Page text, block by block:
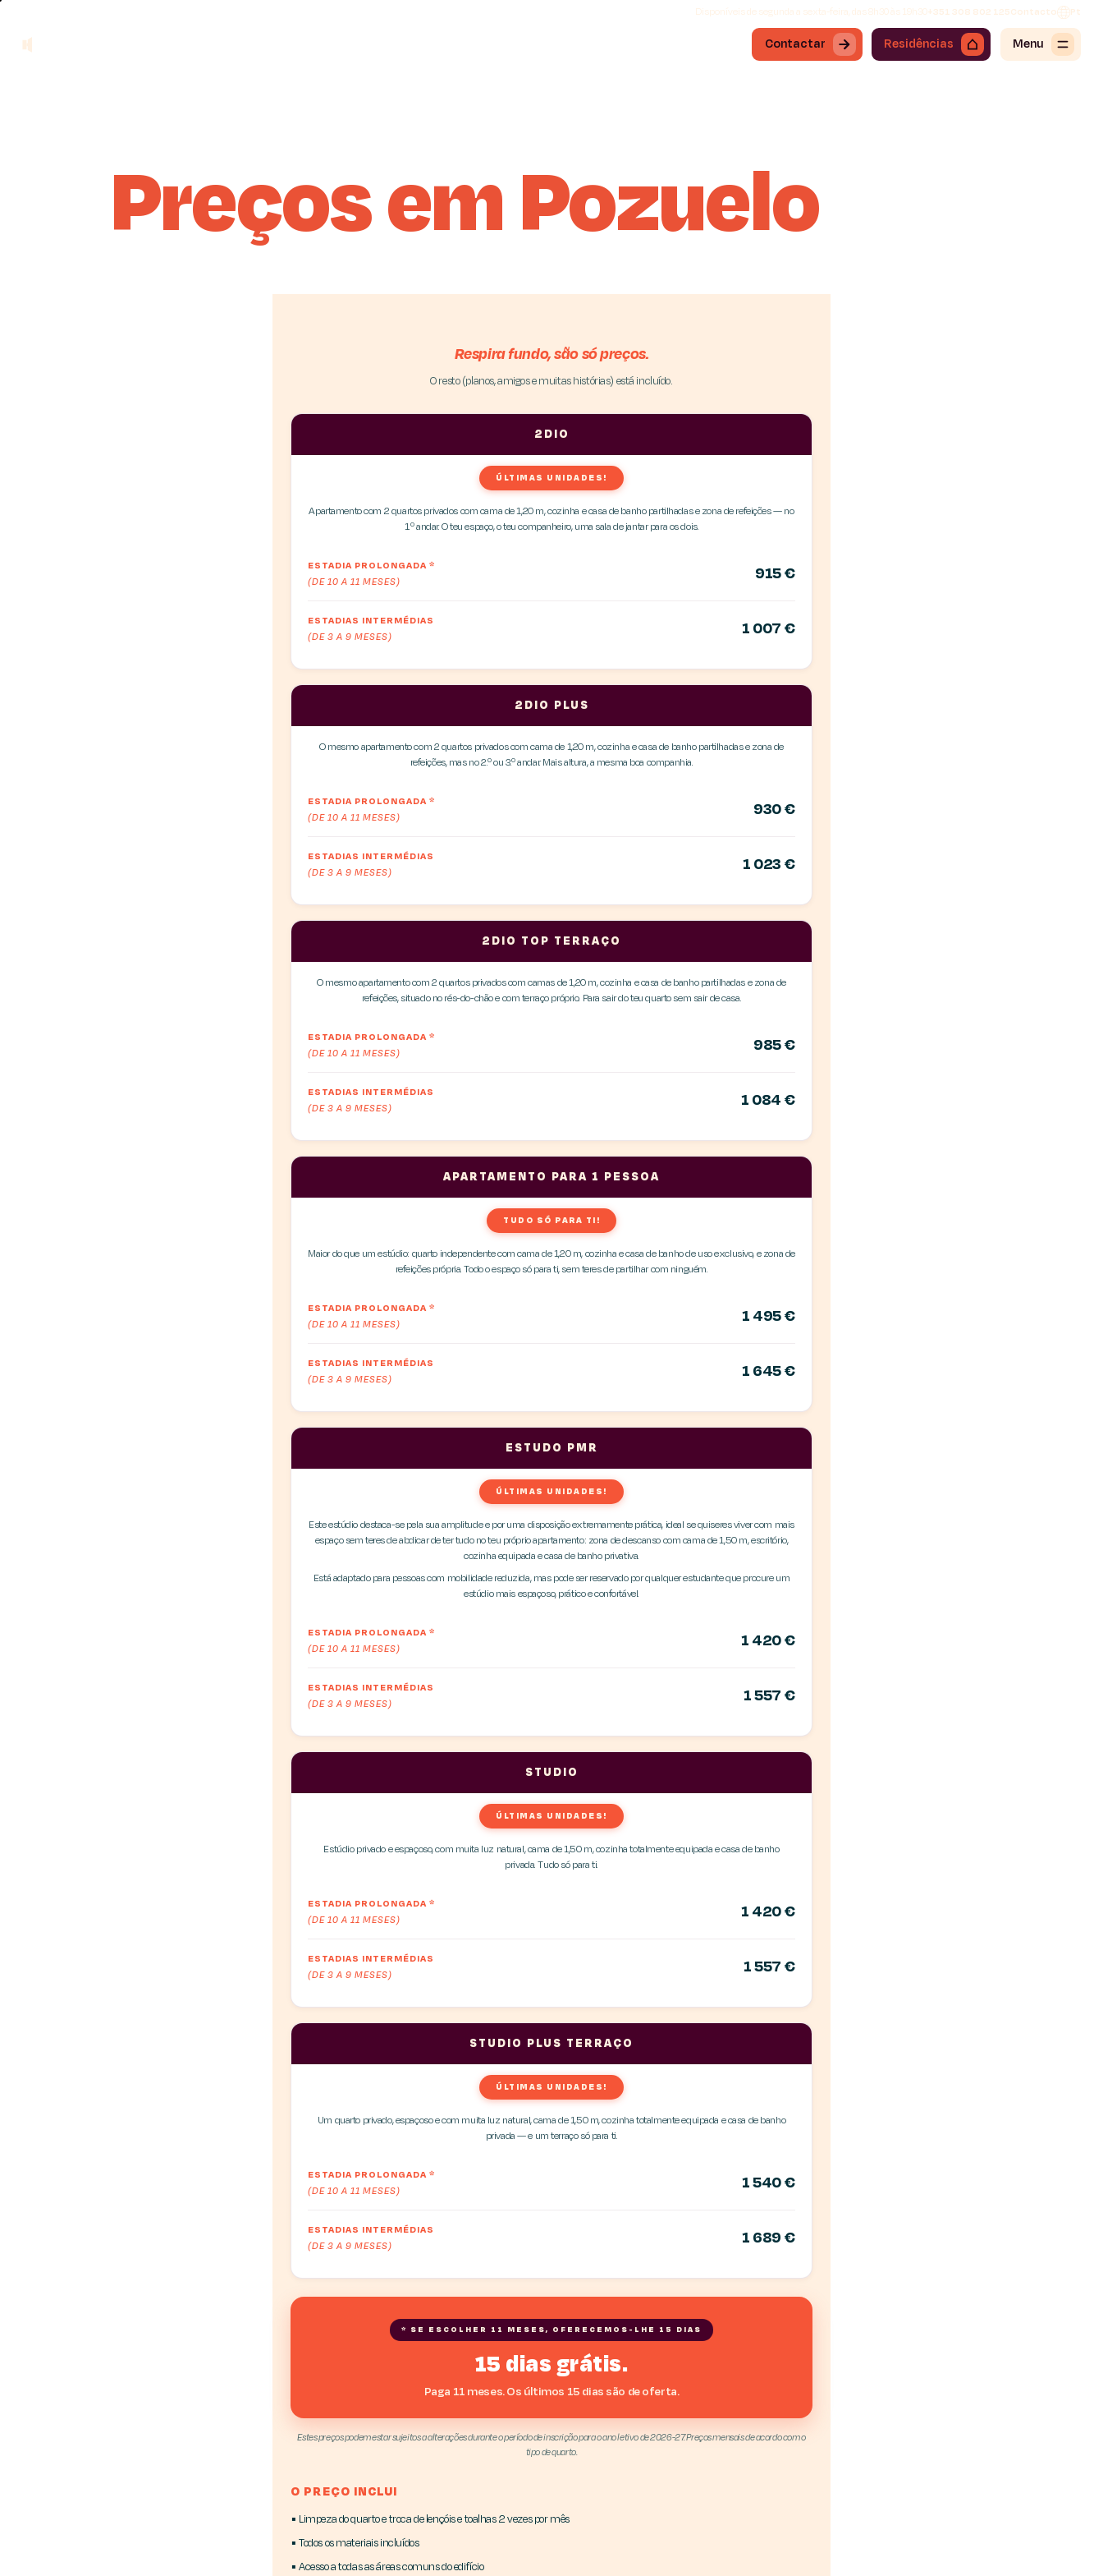
Disponíveis de segunda a sexta-feira, das 8h30 às 19h30+351 308 802 125Contacto Pt
Contactar Residências Menu
Preços em Pozuelo
Respira fundo, são só preços.
O resto (planos, amigos e muitas histórias) está incluído.
2DIO
ÚLTIMAS UNIDADES!
Apartamento com 2 quartos privados com cama de 1,20 m, cozinha e casa de banho partilhadas e zona de refeições — no
1.º andar. O teu espaço, o teu companheiro, uma sala de jantar para os dois.
ESTADIA PROLONGADA*
(DE 10 A 11 MESES)
915 €
ESTADIAS INTERMÉDIAS
(DE 3 A 9 MESES)
1 007 €
2DIO PLUS
O mesmo apartamento com 2 quartos privados com cama de 1,20 m, cozinha e casa de banho partilhadas e zona de
refeições, mas no 2.º ou 3.º andar. Mais altura, a mesma boa companhia.
ESTADIA PROLONGADA*
(DE 10 A 11 MESES)
930 €
ESTADIAS INTERMÉDIAS
(DE 3 A 9 MESES)
1 023 €
2DIO TOP TERRAÇO
O mesmo apartamento com 2 quartos privados com camas de 1,20 m, cozinha e casa de banho partilhadas e zona de
refeições, situado no rés-do-chão e com terraço próprio. Para sair do teu quarto sem sair de casa.
ESTADIA PROLONGADA*
(DE 10 A 11 MESES)
985 €
ESTADIAS INTERMÉDIAS
(DE 3 A 9 MESES)
1 084 €
APARTAMENTO PARA 1 PESSOA
TUDO SÓ PARA TI!
Maior do que um estúdio: quarto independente com cama de 1,20 m, cozinha e casa de banho de uso exclusivo, e zona de
refeições própria. Todo o espaço só para ti, sem teres de partilhar com ninguém.
ESTADIA PROLONGADA*
(DE 10 A 11 MESES)
1 495 €
ESTADIAS INTERMÉDIAS
(DE 3 A 9 MESES)
1 645 €
ESTUDO PMR
ÚLTIMAS UNIDADES!
Este estúdio destaca-se pela sua amplitude e por uma disposição extremamente prática, ideal se quiseres viver com mais
espaço sem teres de abdicar de ter tudo no teu próprio apartamento: zona de descanso com cama de 1,50 m, escritório,
cozinha equipada e casa de banho privativa.
Está adaptado para pessoas com mobilidade reduzida, mas pode ser reservado por qualquer estudante que procure um
estúdio mais espaçoso, prático e confortável.
ESTADIA PROLONGADA*
(DE 10 A 11 MESES)
1 420 €
ESTADIAS INTERMÉDIAS
(DE 3 A 9 MESES)
1 557 €
STUDIO
ÚLTIMAS UNIDADES!
Estúdio privado e espaçoso, com muita luz natural, cama de 1,50 m, cozinha totalmente equipada e casa de banho
privada. Tudo só para ti.
ESTADIA PROLONGADA*
(DE 10 A 11 MESES)
1 420 €
ESTADIAS INTERMÉDIAS
(DE 3 A 9 MESES)
1 557 €
STUDIO PLUS TERRAÇO
ÚLTIMAS UNIDADES!
Um quarto privado, espaçoso e com muita luz natural, cama de 1,50 m, cozinha totalmente equipada e casa de banho
privada — e um terraço só para ti.
ESTADIA PROLONGADA*
(DE 10 A 11 MESES)
1 540 €
ESTADIAS INTERMÉDIAS
(DE 3 A 9 MESES)
1 689 €
* SE ESCOLHER 11 MESES, OFERECEMOS-LHE 15 DIAS
15 dias grátis.
Paga 11 meses. Os últimos 15 dias são de oferta.
Estes preços podem estar sujeitos a alterações durante o período de inscrição para o ano letivo de 2026-27. Preços mensais de acordo com o
tipo de quarto.
O PREÇO INCLUI
▪ Limpeza do quarto e troca de lençóis e toalhas 2 vezes por mês
▪ Todos os materiais incluídos
▪ Acesso a todas as áreas comuns do edifício